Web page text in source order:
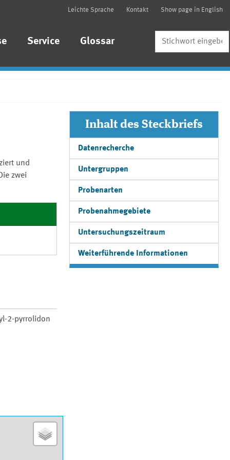
Leichte Sprache Kontakt Show page in English
Service Glossar
und
zwei
2-pyrrolidon
Inhalt des Steckbriefs
Datenrecherche
Untergruppen
Probenarten
Probenahmegebiete
Untersuchungszeitraum
Weiterführende Informationen